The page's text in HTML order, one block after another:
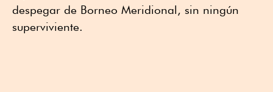
despegar de Borneo Meridional, sin ningún
superviviente.